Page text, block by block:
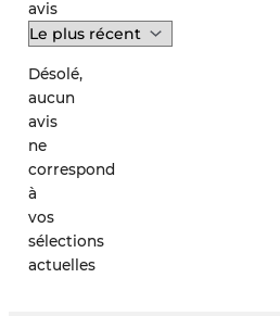
avis
Désolé,
aucun
avis
ne
correspond
à
vos
sélections
actuelles